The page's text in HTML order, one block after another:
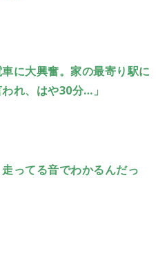
に大興奮。家の最寄り駅に
れ、はや30分…」
ってる音でわかるんだっ